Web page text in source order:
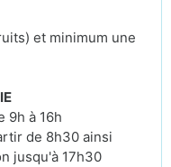
et minimum une
9h à 16h
de 8h30 ainsi
jusqu'à 17h30